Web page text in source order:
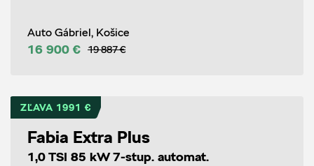
Auto Gábriel, Košice
16 900 € 19 887 €
ZĽAVA 1991 €
Fabia Extra Plus
1,0 TSI 85 kW 7-stup. automat.